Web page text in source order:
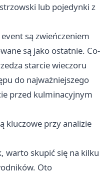
lub pojedynki z
są zwieńczeniem
są jako ostatnie. Co-
starcie wieczoru
do najważniejszego
przed kulminacyjnym
kluczowe przy analizie
warto skupić się na kilku
Oto